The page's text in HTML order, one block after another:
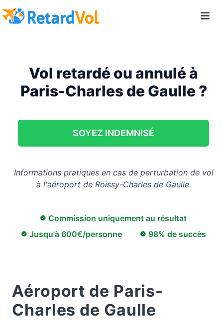
Vol retardé ou annulé à
Paris-Charles de Gaulle ?
SOYEZ INDEMNISÉ
Informations pratiques en cas de perturbation de vol
à l'aéroport de Roissy-Charles de Gaulle.
Commission uniquement au résultat
Jusqu'à 600€/personne
98% de succès
Aéroport de Paris-
Charles de Gaulle